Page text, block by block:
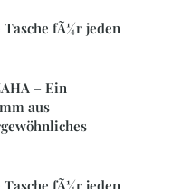
fÃ¼r jeden
– Ein
aus